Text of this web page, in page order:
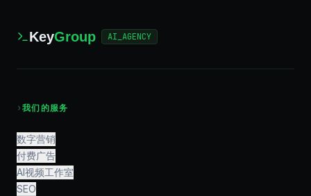
KeyGroup AI_AGENCY
›我们的服务
数字营销
付费广告
AI视频工作室
SEO